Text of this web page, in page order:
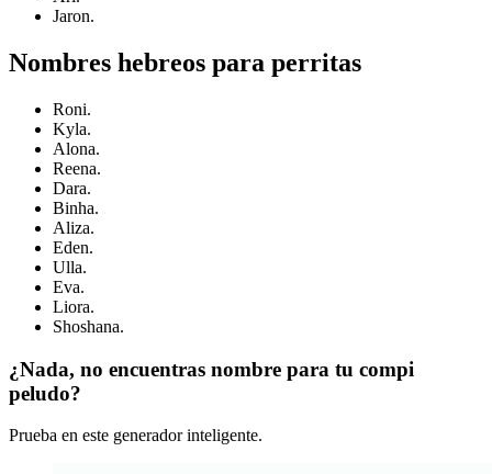
Jaron.
Nombres hebreos para perritas
Roni.
Kyla.
Alona.
Reena.
Dara.
Binha.
Aliza.
Eden.
Ulla.
Eva.
Liora.
Shoshana.
¿Nada, no encuentras nombre para tu compi
peludo?
Prueba en este generador inteligente.